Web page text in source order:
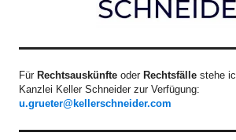
Für Rechtsauskünfte oder Rechtsfälle stehe
Kanzlei Keller Schneider zur Verfügung:
u.grueter@kellerschneider.com